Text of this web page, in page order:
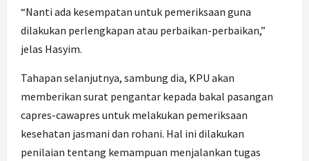
“Nanti ada kesempatan untuk pemeriksaan guna
dilakukan perlengkapan atau perbaikan-perbaikan,”
jelas Hasyim.
Tahapan selanjutnya, sambung dia, KPU akan
memberikan surat pengantar kepada bakal pasangan
capres-cawapres untuk melakukan pemeriksaan
kesehatan jasmani dan rohani. Hal ini dilakukan
penilaian tentang kemampuan menjalankan tugas